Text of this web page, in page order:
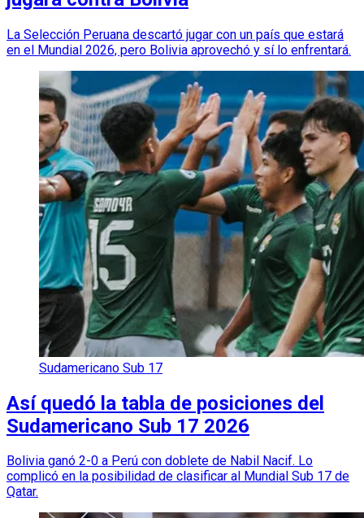
La Selección Peruana descartó jugar con un país que estará
en el Mundial 2026, pero Bolivia aprovechó y sí lo enfrentará.
Sudamericano Sub 17
Así quedó la tabla de posiciones del
Sudamericano Sub 17 2026
Bolivia ganó 2-0 a Perú con doblete de Nabil Nacif. Lo
complicó en la posibilidad de clasificar al Mundial Sub 17 de
Qatar.